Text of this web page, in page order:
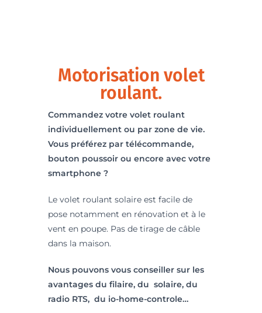
Motorisation volet
roulant.
Commandez votre volet roulant
individuellement ou par zone de vie.
Vous préférez par télécommande,
bouton poussoir ou encore avec votre
smartphone ?
Le volet roulant solaire est facile de
pose notamment en rénovation et à le
vent en poupe. Pas de tirage de câble
dans la maison.
Nous pouvons vous conseiller sur les
avantages du filaire, du solaire, du
radio RTS, du io-home-controle…